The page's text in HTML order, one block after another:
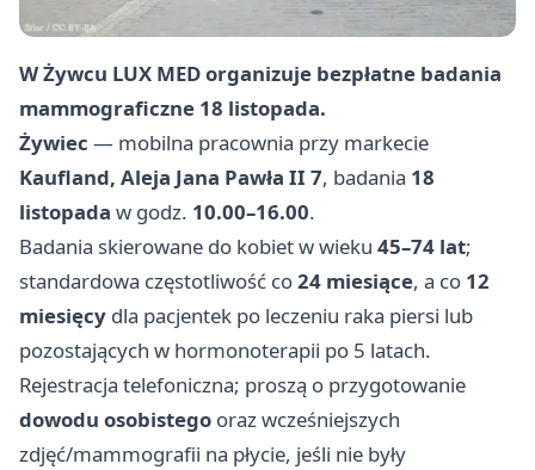
W Żywcu LUX MED organizuje bezpłatne badania
mammograficzne 18 listopada.
Żywiec — mobilna pracownia przy markecie
Kaufland, Aleja Jana Pawła II 7, badania 18
listopada w godz. 10.00–16.00.
Badania skierowane do kobiet w wieku 45–74 lat;
standardowa częstotliwość co24 miesiące, a co 12
miesięcy dla pacjentek po leczeniu raka piersi lub
pozostających w hormonoterapii po 5 latach.
Rejestracja telefoniczna; proszą o przygotowanie
dowodu osobistego oraz wcześniejszych
zdjęć/mammografii na płycie, jeśli nie były